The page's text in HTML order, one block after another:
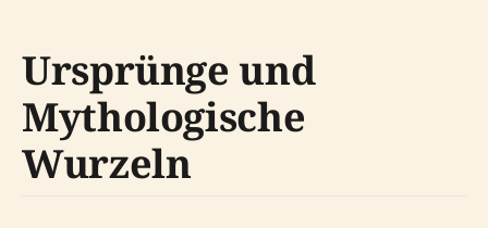
Ursprünge und
Mythologische
Wurzeln